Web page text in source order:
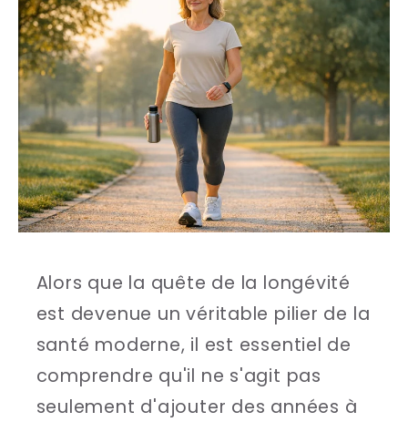
Alors que la quête de la longévité
est devenue un véritable pilier de la
santé moderne, il est essentiel de
comprendre qu'il ne s'agit pas
seulement d'ajouter des années à